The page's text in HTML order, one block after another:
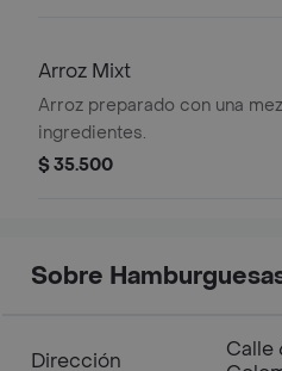
Arroz Mixt
Arroz preparado con una
ingredientes.
$ 35.500
Sobre
Dirección
Calle